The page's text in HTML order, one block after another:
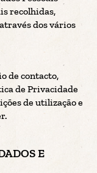
recolhidas,
dos vários
de contacto,
de Privacidade
de utilização e
E